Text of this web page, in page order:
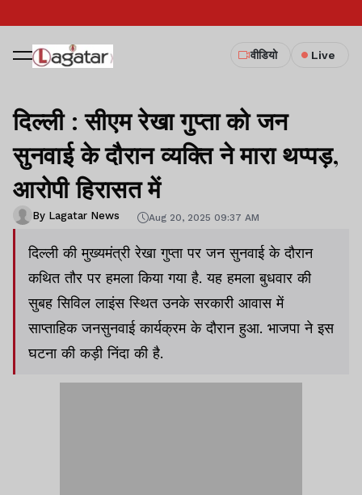
वीडियो Live
दिल्ली : सीएम रेखा गुप्ता को जन
सुनवाई के दौरान व्यक्ति ने मारा थप्पड़,
आरोपी हिरासत में
By Lagatar News Aug 20, 2025 09:37 AM
दिल्ली की मुख्यमंत्री रेखा गुप्ता पर जन सुनवाई के दौरान
कथित तौर पर हमला किया गया है. यह हमला बुधवार की
सुबह सिविल लाइंस स्थित उनके सरकारी आवास में
साप्ताहिक जनसुनवाई कार्यक्रम के दौरान हुआ. भाजपा ने इस
घटना की कड़ी निंदा की है.